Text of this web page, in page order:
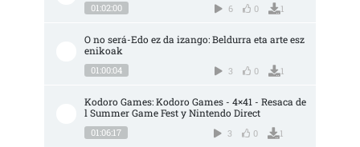
01:02:00 6 0 1
O no será-Edo ez da izango: Beldurra eta arte esz
enikoak
01:00:04 3 0 1
Kodoro Games: Kodoro Games - 4×41 - Resaca de
l Summer Game Fest y Nintendo Direct
01:06:17 3 0 1